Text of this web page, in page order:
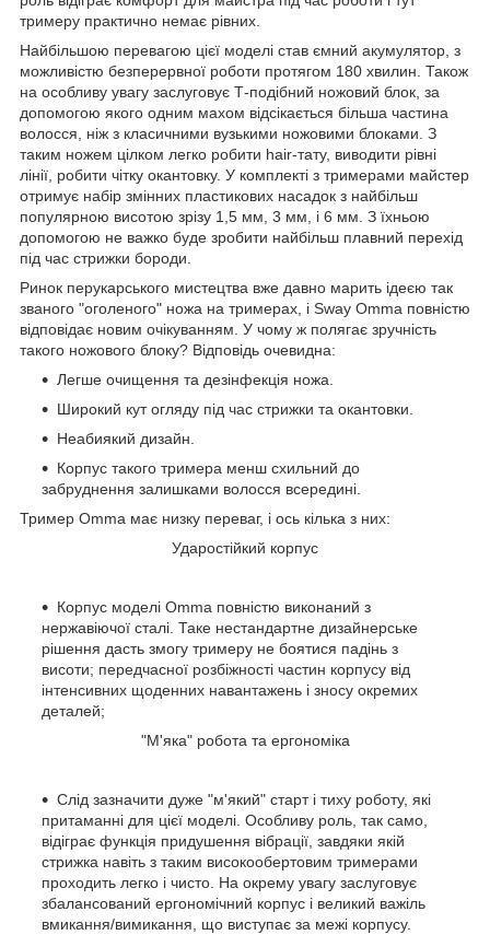
тримеру практично немає рівних.
Найбільшою перевагою цієї моделі став ємний акумулятор, з
можливістю безперервної роботи протягом 180 хвилин. Також
на особливу увагу заслуговує Т-подібний ножовий блок, за
допомогою якого одним махом відсікається більша частина
волосся, ніж з класичними вузькими ножовими блоками. З
таким ножем цілком легко робити hair-тату, виводити рівні
лінії, робити чітку окантовку. У комплекті з тримерами майстер
отримує набір змінних пластикових насадок з найбільш
популярною висотою зрізу 1,5 мм, 3 мм, і 6 мм. З їхньою
допомогою не важко буде зробити найбільш плавний перехід
під час стрижки бороди.
Ринок перукарського мистецтва вже давно марить ідеєю так
званого "оголеного" ножа на тримерах, і Sway Omma повністю
відповідає новим очікуванням. У чому ж полягає зручність
такого ножового блоку? Відповідь очевидна:
Легше очищення та дезінфекція ножа.
Широкий кут огляду під час стрижки та окантовки.
Неабиякий дизайн.
Корпус такого тримера менш схильний до
забруднення залишками волосся всередині.
Тример Omma має низку переваг, і ось кілька з них:
Ударостійкий корпус
Корпус моделі Omma повністю виконаний з
нержавіючої сталі. Таке нестандартне дизайнерське
рішення дасть змогу тримеру не боятися падінь з
висоти; передчасної розбіжності частин корпусу від
інтенсивних щоденних навантажень і зносу окремих
деталей;
"М'яка" робота та ергономіка
Слід зазначити дуже "м'який" старт і тиху роботу, які
притаманні для цієї моделі. Особливу роль, так само,
відіграє функція придушення вібрації, завдяки якій
стрижка навіть з таким високообертовим тримерами
проходить легко і чисто. На окрему увагу заслуговує
збалансований ергономічний корпус і великий важіль
вмикання/вимикання, що виступає за межі корпусу.